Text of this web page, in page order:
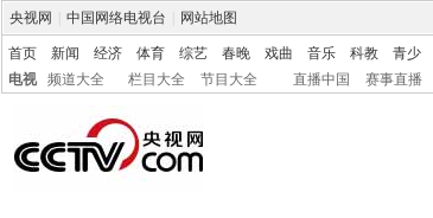
央视网 中国网络电视台 网站地图
首页 新闻 经济 体育 综艺 春晚 戏曲 音乐 科教 青少
电视
频道大全 栏目大全 节目大全 直播中国 赛事直播